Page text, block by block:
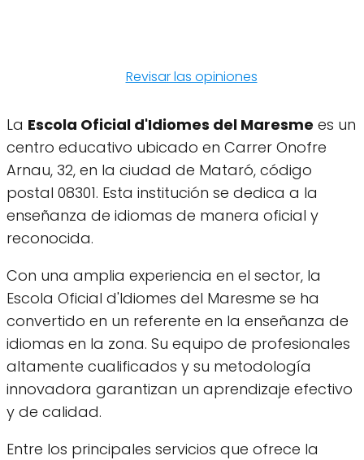
Revisar las opiniones
La Escola Oficial d'Idiomes del Maresme es un
centro educativo ubicado en Carrer Onofre
Arnau, 32, en la ciudad de Mataró, código
postal 08301. Esta institución se dedica a la
enseñanza de idiomas de manera oficial y
reconocida.
Con una amplia experiencia en el sector, la
Escola Oficial d'Idiomes del Maresme se ha
convertido en un referente en la enseñanza de
idiomas en la zona. Su equipo de profesionales
altamente cualificados y su metodología
innovadora garantizan un aprendizaje efectivo
y de calidad.
Entre los principales servicios que ofrece la